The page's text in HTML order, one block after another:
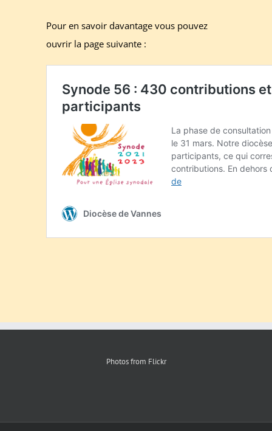
Pour en savoir davantage vous pouvez
ouvrir la page suivante :
Photos from Flickr